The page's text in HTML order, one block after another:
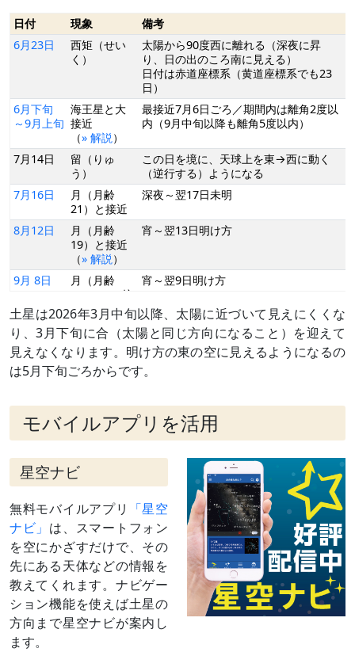
日付 現象
備考
6月23日
西矩（せい
く）
太陽から90度西に離れる（深夜に昇
り、日の出のころ南に見える）
日付は赤道座標系（黄道座標系でも23
日）
6月下旬
～9月上旬
海王星と大
接近
（» 解説 ）
最接近7月6日ごろ／期間内は離角2度以
内（9月中旬以降も離角5度以内）
7月14日
留（りゅ
う）
この日を境に、天球上を東→西に動く
（逆行する）ようになる
7月16日
月（月齢
21）と接近
深夜～翌17日未明
8月12日
月（月齢
19）と接近
（» 解説 ）
宵～翌13日明け方
9月 8日
月（月齢
16/17）と接
近
（ » 解説 ）
宵～翌9日明け方
9月22日
衝（しょ
う）
（» 解説）
太陽の反対に来る（日の入りのころ昇
り、深夜に南に見え、日の出のころ沈
む）
10月 6日
月（月齢
14）と並ぶ
未明
10月 6日
月（月齢
15）と並ぶ
夕方～宵
12）と接近
（» 解説 ）
夕方～翌3日未明
11月24日
地球から見
て環の傾き
が最小
（» 解説 ）
約0.5度
次回これより小さくなるのは2038年10
月
11月29日
留（りゅ
う）
この日を境に、天球上を西→東に動く
（順行する）ようになる
11月29日
土星は2026年3月中旬以降、太陽に近づいて見えにくくな
り、3月下旬に合（太陽と同じ方向になること）を迎えて
見えなくなります。明け方の東の空に見えるようになるの
は5月下旬ごろからです。
モバイルアプリを活用
星空ナビ
無料モバイルアプリ
「星空
ナビ」 は、スマートフォン
を空にかざすだけで、その
先にある天体などの情報を
教えてくれます。ナビゲー
ション機能を使えば土星の
方向まで星空ナビが案内し
ます。